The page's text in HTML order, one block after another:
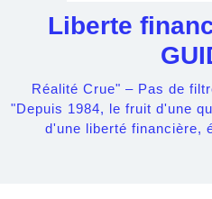
Liberte
Réalité Crue" – Pas de
"Depuis 1984, le fruit d'une
d'une liberté financière,